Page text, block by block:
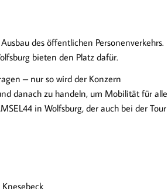
des öffentlichen Personenverkehrs.
bieten den Platz dafür.
– nur so wird der Konzern
danach zu handeln, um Mobilität für alle
in Wolfsburg, der auch bei der Tour